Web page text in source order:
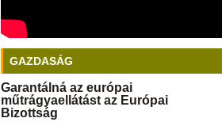
GAZDASÁG
Garantálná az európai
műtrágyaellátást az Európai
Bizottság